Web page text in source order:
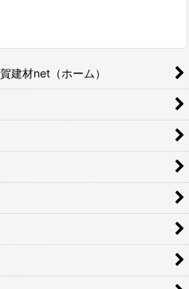
建材net（ホーム）